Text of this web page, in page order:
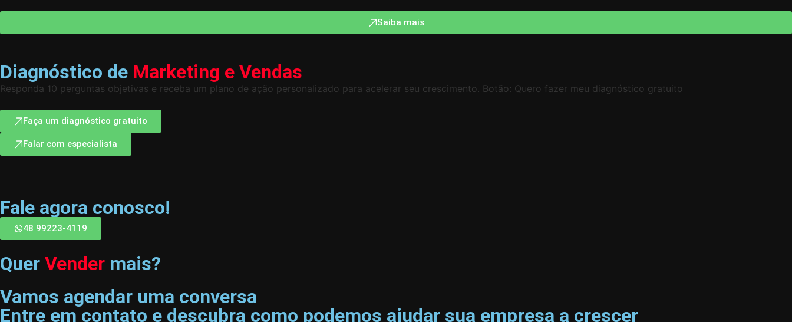
Saiba mais
Diagnóstico de Marketing e Vendas
Responda 10 perguntas objetivas e receba um plano de ação personalizado para acelerar seu crescimento. Botão: Quero fazer meu diagnóstico gratuito
Faça um diagnóstico gratuito
Falar com especialista
Fale agora conosco!
48 99223-4119
Quer Vender mais?
Vamos agendar uma conversa
Entre em contato e descubra como podemos ajudar sua empresa a crescer